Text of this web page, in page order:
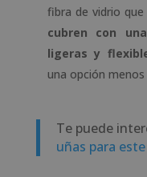
fibra de vidrio
cubren con
ligeras y
una opción
Te puede
uñas para este